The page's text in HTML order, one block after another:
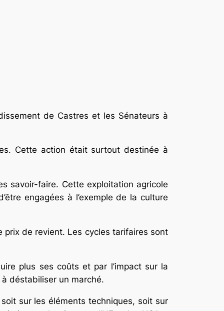
de Castres et les Sénateurs à
Cette action était surtout destinée à
savoir-faire. Cette exploitation agricole
engagées à l’exemple de la culture
de revient. Les cycles tarifaires sont
plus ses coûts et par l’impact sur la
déstabiliser un marché.
sur les éléments techniques, soit sur